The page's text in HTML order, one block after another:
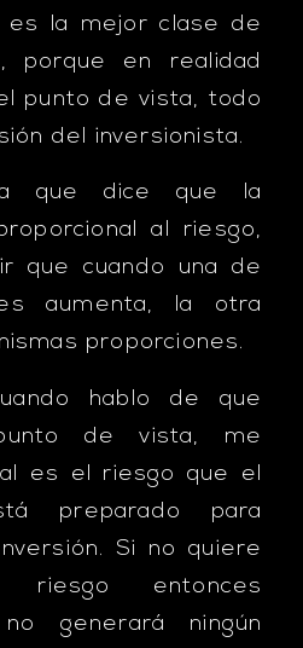
es la mejor clase de
porque en realidad
punto de vista, todo
del inversionista.
que dice que la
al riesgo,
que cuando una de
aumenta, la otra
proporciones.
hablo de que
de vista, me
es el riesgo que el
preparado para
Si no quiere
riesgo entonces
generará ningún